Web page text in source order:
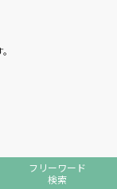
フリーワード
検索